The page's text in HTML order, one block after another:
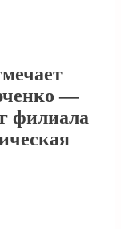
—
филиала